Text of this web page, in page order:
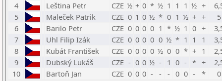
4
Leština Petr CZE ½ + 0 * ½ 1 1 1 ½ +
5
Maleček Patrik CZE 0 1 0 ½ * 0 1 ½ + +
5
6
Barilo Petr CZE 0 0 0 0 1 * ½ 1 0 +
7
Uhl Filip Izák CZE 0 0 0 0 0 ½ * 1 1 1
8
Kubát František CZE 0 0 0 0 ½ 0 0 * + 1
9
Dubský Lukáš CZE - 0 0 ½ - 1 0 - * +
10
Bartoň Jan CZE 0 0 0 - - - 0 0 - * 0